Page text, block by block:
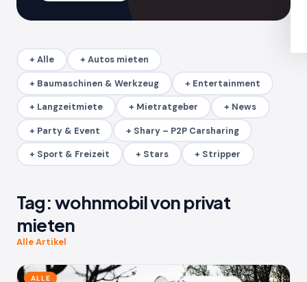
+ Alle + Autos mieten
+ Baumaschinen & Werkzeug + Entertainment
+ Langzeitmiete + Mietratgeber + News
+ Party & Event + Shary – P2P Carsharing
+ Sport & Freizeit + Stars + Stripper
Tag:wohnmobil von privat
mieten
Alle Artikel
ALLE